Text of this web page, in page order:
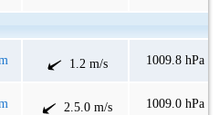
1.2 m/s 1009.8 hPa
2.5.0 m/s 1009.0 hPa